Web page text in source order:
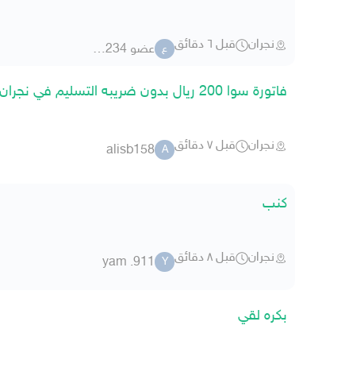
نجران قبل ٦ دقائق ع عضو 6080234
فاتورة سوا 200 ريال بدون ضريبه التسليم في نجران فقط
نجران قبل ٧ دقائق A
alisb158
كنب
نجران قبل ٨ دقائق Y
yam .911
بكره لقي